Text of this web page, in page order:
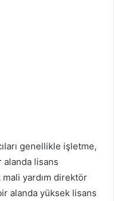
genellikle işletme,
lisans
yardım direktör
alanda yüksek lisans